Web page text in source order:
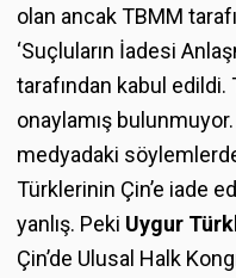
olan ancak TBMM
‘Suçluların İadesi
tarafından kabul edildi.
onaylamış
medyadaki
Türklerinin Çin’e iade
yanlış. Peki Uygur
Çin’de Ulusal Halk